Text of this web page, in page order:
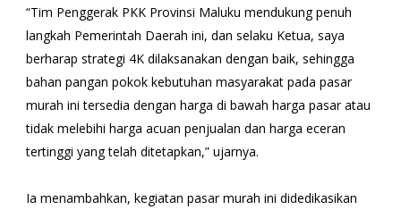
“Tim Penggerak PKK Provinsi Maluku mendukung penuh
langkah Pemerintah Daerah ini, dan selaku Ketua, saya
berharap strategi 4K dilaksanakan dengan baik, sehingga
bahan pangan pokok kebutuhan masyarakat pada pasar
murah ini tersedia dengan harga di bawah harga pasar atau
tidak melebihi harga acuan penjualan dan harga eceran
tertinggi yang telah ditetapkan,” ujarnya.
Ia menambahkan, kegiatan pasar murah ini didedikasikan